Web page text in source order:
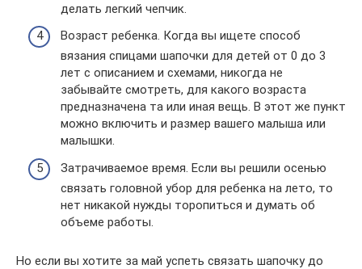
делать легкий чепчик.
Возраст ребенка. Когда вы ищете способ
вязания спицами шапочки для детей от 0 до 3
лет с описанием и схемами, никогда не
забывайте смотреть, для какого возраста
предназначена та или иная вещь. В этот же пункт
можно включить и размер вашего малыша или
малышки.
Затрачиваемое время. Если вы решили осенью
связать головной убор для ребенка на лето, то
нет никакой нужды торопиться и думать об
объеме работы.
Но если вы хотите за май успеть связать шапочку до